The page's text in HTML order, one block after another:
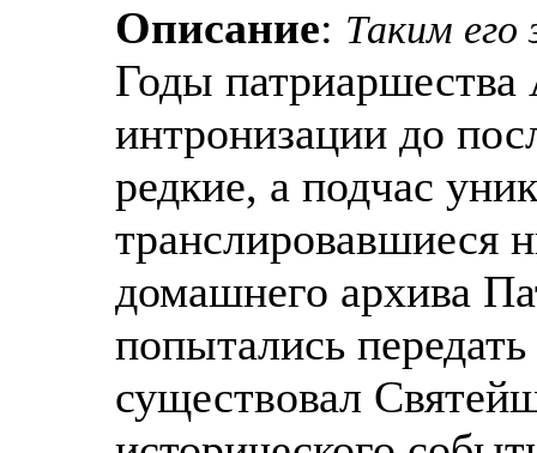
Описание: Таким его
Годы патриаршества
интронизации до
редкие, а подчас
транслировавшиеся
домашнего архива
попытались
существовал